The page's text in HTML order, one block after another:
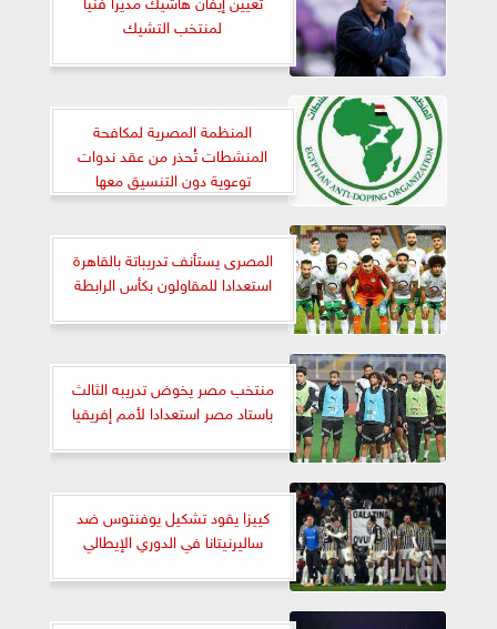
لمنتخب التشيك
المنظمة المصرية لمكافحة
المنشطات تُحذر من عقد ندوات
توعوية دون التنسيق معها
المصرى يستأنف تدريباتة بالقاهرة
استعدادا للمقاولون بكأس الرابطة
منتخب مصر يخوض تدريبه الثالث
باستاد مصر استعدادا لأمم إفريقيا
كييزا يقود تشكيل يوفنتوس ضد
ساليرنيتانا في الدوري الإيطالي